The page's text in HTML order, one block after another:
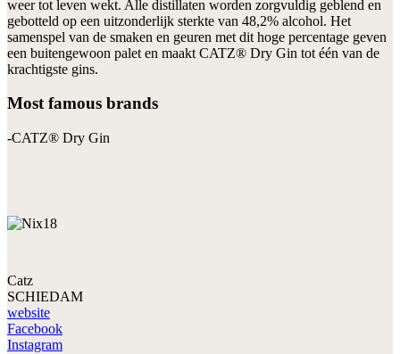
weer tot leven wekt. Alle distillaten worden zorgvuldig geblend en
gebotteld op een uitzonderlijk sterkte van 48,2% alcohol. Het
samenspel van de smaken en geuren met dit hoge percentage geven
een buitengewoon palet en maakt CATZ® Dry Gin tot één van de
krachtigste gins.
Most famous brands
-CATZ® Dry Gin
Catz
SCHIEDAM
website
Facebook
Instagram